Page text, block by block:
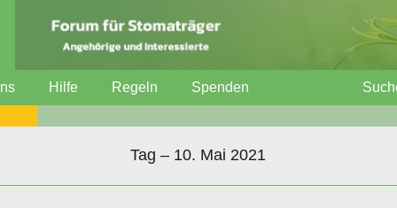
Hilfe Regeln Spenden
Tag – 10. Mai 2021